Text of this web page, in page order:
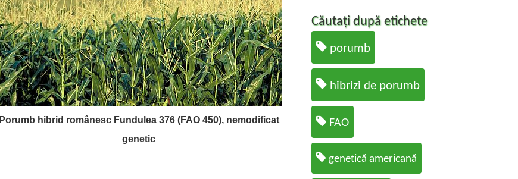
Porumb hibrid românesc Fundulea 376 (FAO 450), nemodificat
genetic
Căutați după etichete
porumb
hibrizi de porumb
FAO
genetică americană